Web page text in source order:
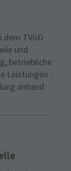
dem TVöD
und
betriebliche
Leistungen
anhand